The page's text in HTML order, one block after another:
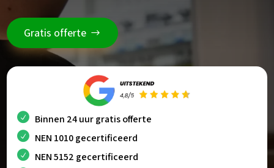
Gratis offerte
Binnen 24 uur gratis offerte
NEN 1010 gecertificeerd
NEN 5152 gecertificeerd